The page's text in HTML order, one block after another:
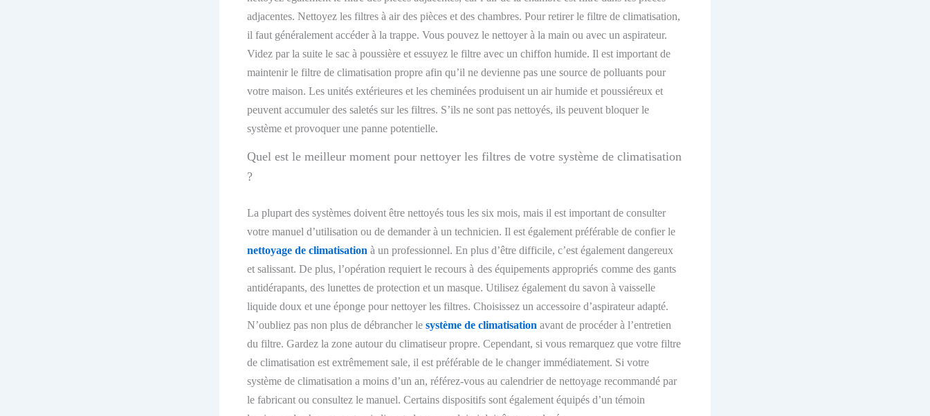
adjacentes. Nettoyez les filtres à air des pièces et des chambres. Pour retirer le filtre de climatisation,
il faut généralement accéder à la trappe. Vous pouvez le nettoyer à la main ou avec un aspirateur.
Videz par la suite le sac à poussière et essuyez le filtre avec un chiffon humide. Il est important de
maintenir le filtre de climatisation propre afin qu’il ne devienne pas une source de polluants pour
votre maison. Les unités extérieures et les cheminées produisent un air humide et poussiéreux et
peuvent accumuler des saletés sur les filtres. S’ils ne sont pas nettoyés, ils peuvent bloquer le
système et provoquer une panne potentielle.
Quel est le meilleur moment pour nettoyer les filtres de votre système de climatisation
?
La plupart des systèmes doivent être nettoyés tous les six mois, mais il est important de consulter
votre manuel d’utilisation ou de demander à un technicien. Il est également préférable de confier le
nettoyage de climatisation à un professionnel. En plus d’être difficile, c’est également dangereux
et salissant. De plus, l’opération requiert le recours à des équipements appropriés comme des gants
antidérapants, des lunettes de protection et un masque. Utilisez également du savon à vaisselle
liquide doux et une éponge pour nettoyer les filtres. Choisissez un accessoire d’aspirateur adapté.
N’oubliez pas non plus de débrancher le système de climatisation avant de procéder à l’entretien
du filtre. Gardez la zone autour du climatiseur propre. Cependant, si vous remarquez que votre filtre
de climatisation est extrêmement sale, il est préférable de le changer immédiatement. Si votre
système de climatisation a moins d’un an, référez-vous au calendrier de nettoyage recommandé par
le fabricant ou consultez le manuel. Certains dispositifs sont également équipés d’un témoin